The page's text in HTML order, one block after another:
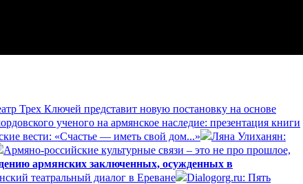
Трех Ключей представит новую постановку на основе
ученого на армянское наследие: презентация книги
вести: «Счастье — иметь свой дом...»
Ляна Улиханян:
Армяно-российские культурные связи – это не про прошлое,
армянских заключенных, осужденных в
театральный диалог в Ереване
Dialogorg.ru: Пять